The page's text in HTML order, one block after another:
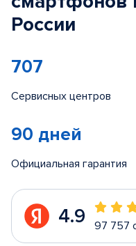
России
707
Сервисных центров
90 дней
Официальная гарантия
4.9 97 757